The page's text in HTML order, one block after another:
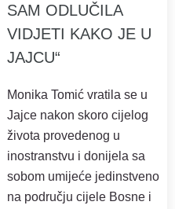
SAM ODLUČILA
VIDJETI KAKO JE U
JAJCU“
Monika Tomić vratila se u
Jajce nakon skoro cijelog
života provedenog u
inostranstvu i donijela sa
sobom umijeće jedinstveno
na području cijele Bosne i